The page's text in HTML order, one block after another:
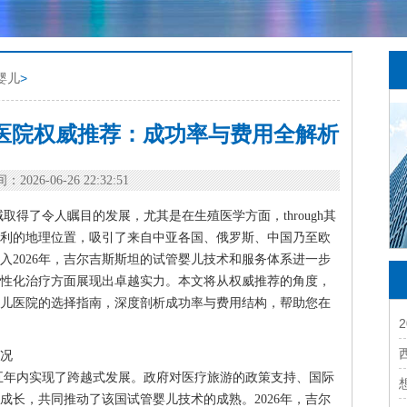
儿>
院权威推荐：成功率与费用全解析
：2026-06-26 22:32:51
得了令人瞩目的发展，尤其是在生殖医学方面，through其
的地理位置，吸引了来自中亚各国、俄罗斯、中国乃至欧
2026年，吉尔吉斯斯坦的试管婴儿技术和服务体系进一步
化治疗方面展现出卓越实力。本文将从权威推荐的角度，
医院的选择指南，深度剖析成功率与费用结构，帮助您在
内实现了跨越式发展。政府对医疗旅游的政策支持、国际
长，共同推动了该国试管婴儿技术的成熟。2026年，吉尔